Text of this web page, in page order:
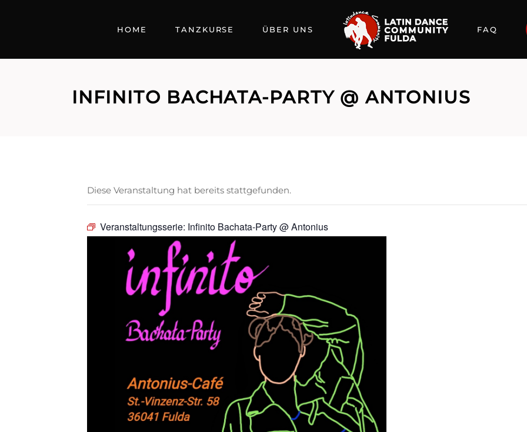
HOME TANZKURSE ÜBER UNS FAQ
INFINITO BACHATA-PARTY @ ANTONIUS
Diese Veranstaltung hat bereits stattgefunden.
Veranstaltungsserie: Infinito Bachata-Party @ Antonius